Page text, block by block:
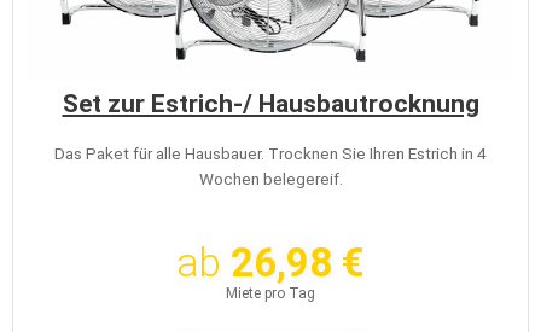
Set zur Estrich-/ Hausbautrocknung
Das Paket für alle Hausbauer. Trocknen Sie Ihren Estrich in 4
Wochen belegereif.
ab 26,98 €
Miete pro Tag